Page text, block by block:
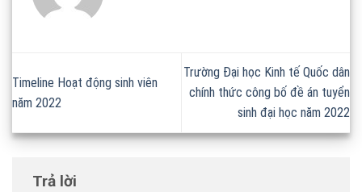
Timeline Hoạt động sinh viên
năm 2022
Trường Đại học Kinh tế Quốc dân
chính thức công bố đề án tuyển
sinh đại học năm 2022
Trả lời